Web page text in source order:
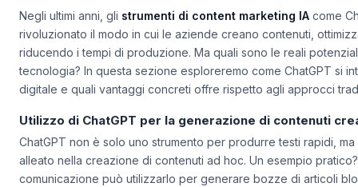
Negli ultimi anni, glistrumenti di content marketing IAcome
rivoluzionato il modo in cui le aziende creano contenuti,
riducendo i tempi di produzione. Ma quali sono le reali
tecnologia? In questa sezione esploreremo come ChatGPT si
Utilizzo di ChatGPT per la generazione di contenuti
ChatGPT non è solo uno strumento per produrre testi rapidi,
alleato nella creazione di contenutiad hoc. Un esempio